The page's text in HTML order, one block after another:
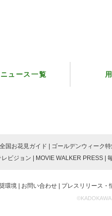
ニュース一覧
全国お花見ガイド ゴールデンウィーク
ビジョン MOVIE WALKER PRESS
環境 お問い合わせ プレスリリース・